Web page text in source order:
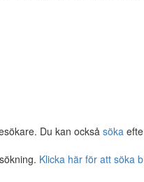
Du kan också söka
Klicka här för att söka